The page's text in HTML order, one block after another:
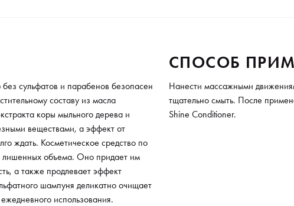
сульфатов и парабенов безопасен
составу из масла
коры мыльного дерева и
веществами, а эффект от
ждать. Косметическое средство по
лишенных объема. Оно придает им
а также продлевает эффект
шампуня деликатно очищает
использования.
СПОСОБ
Нанести массажными
тщательно смыть. После
Shine Conditioner.